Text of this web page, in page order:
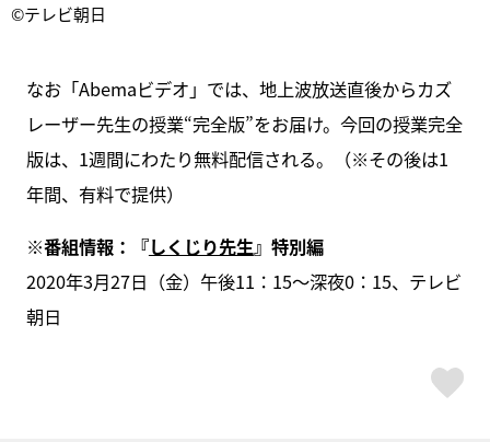
©テレビ朝日
なお「Abemaビデオ」では、地上波放送直後からカズ
レーザー先生の授業“完全版”をお届け。今回の授業完全
版は、1週間にわたり無料配信される。（※その後は1
年間、有料で提供）
※番組情報：『しくじり先生』特別編
2020年3月27日（金）午後11：15～深夜0：15、テレビ
朝日